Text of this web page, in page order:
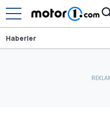
Haberler